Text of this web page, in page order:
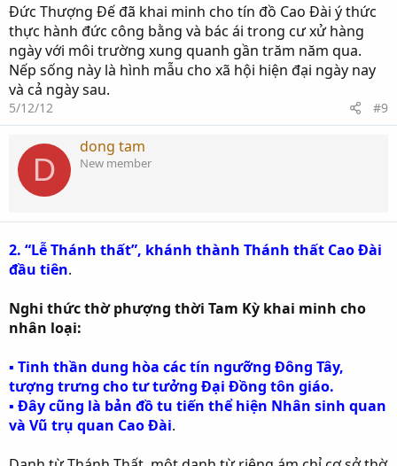
Đức Thượng Đế đã khai minh cho tín đồ Cao Đài ý thức
thực hành đức công bằng và bác ái trong cư xử hàng
ngày với môi trường xung quanh gần trăm năm qua.
Nếp sống này là hình mẫu cho xã hội hiện đại ngày nay
và cả ngày sau.
5/12/12 #9
D
dong tam
New member
2. “Lễ Thánh thất”, khánh thành Thánh thất Cao Đài
đầu tiên.
Nghi thức thờ phượng thời Tam Kỳ khai minh cho
nhân loại:
▪ Tinh thần dung hòa các tín ngưỡng Đông Tây,
tượng trưng cho tư tưởng Đại Đồng tôn giáo.
▪ Đây cũng là bản đồ tu tiến thể hiện Nhân sinh quan
và Vũ trụ quan Cao Đài.